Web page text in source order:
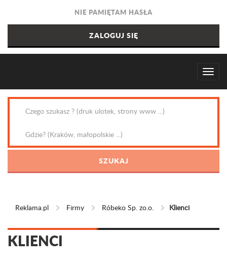
NIE PAMIĘTAM HASŁA
Reklama.pl Firmy Róbeko Sp. zo.o. Klienci
KLIENCI